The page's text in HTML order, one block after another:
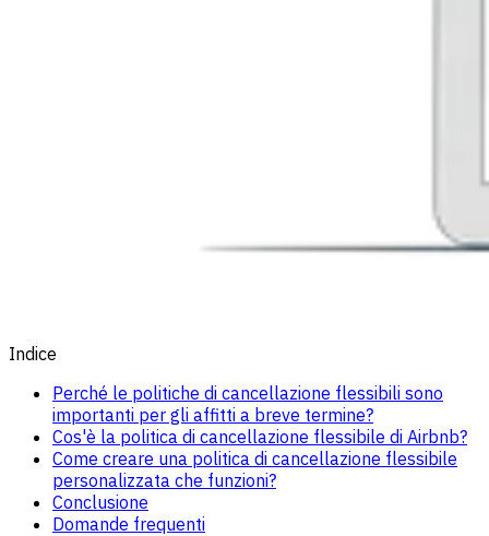
Indice
Perché le politiche di cancellazione flessibili sono
importanti per gli affitti a breve termine?
Cos'è la politica di cancellazione flessibile di Airbnb?
Come creare una politica di cancellazione flessibile
personalizzata che funzioni?
Conclusione
Domande frequenti